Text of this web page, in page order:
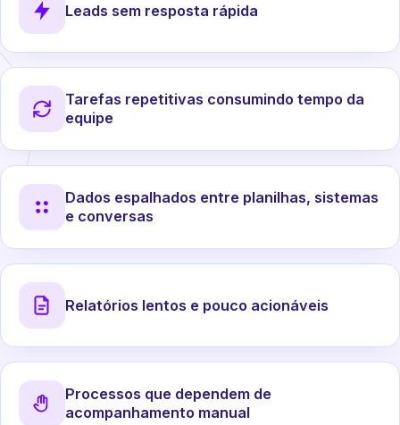
Leads sem resposta rápida
Tarefas repetitivas consumindo tempo da
equipe
Dados espalhados entre planilhas, sistemas
e conversas
Relatórios lentos e pouco acionáveis
Processos que dependem de
acompanhamento manual